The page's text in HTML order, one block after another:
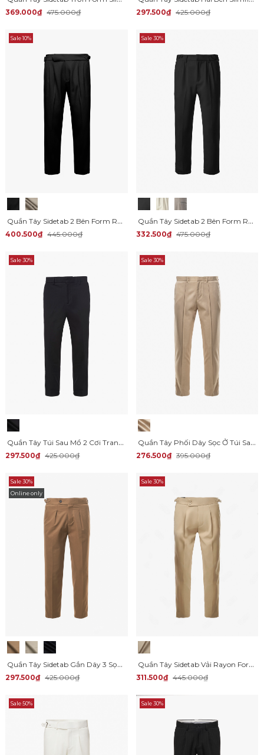
369.000₫ 475.000₫ 297.500₫ 425.000₫
Sale 10%
Quần Tây Sidetab 2 Bên Form Regular QT070
400.500₫ 445.000₫
Sale 30%
Quần Tây Sidetab 2 Bên Form Regular QT068
332.500₫ 475.000₫
Sale 30%
Quần Tây Túi Sau Mổ 2 Cơi Trang Trí Dây Sọc Form Slimfit QT064
297.500₫ 425.000₫
Sale 30%
Quần Tây Phối Dây Sọc Ở Túi Sau Form Slimfit QT066
276.500₫ 395.000₫
Sale 30%
Online only
Quần Tây Sidetab Gắn Dây 3 Sọc Form Slimfit QT065
297.500₫ 425.000₫
Sale 30%
Quần Tây Sidetab Vải Rayon Form Slim-Cropped QT063
311.500₫ 445.000₫
Sale 50% Sale 30%